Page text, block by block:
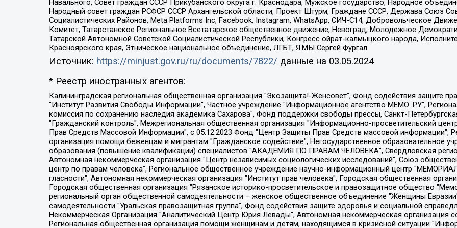
Навального, Совет граждан СССР Прикубанского округа г. Краснодара, Мужское государство, Народное
Народный совет граждан РСФСР СССР Архангельской области, Проект Штурм, Граждане СССР, Держава Союз
Социалистических Районов, Meta Platforms Inc, Facebook, Instagram, WhatsApp, СИЧ-С14, Добровольческое
Комитет, Татарстанское Региональное Всетатарское общественное движение, Невоград, Молодежное
Татарской Автономной Советской Социалистической Республики, Конгресс ойрат-калмыцкого народа,
Красноярского края, Этническое национальное объединение, ЛГБТ, Я.МЫ Сергей Фургал
Источник: https://minjust.gov.ru/ru/documents/7822/ данные на 03.05.2024
* Реестр иностранных агентов:
Калининградская региональная общественная организация "Экозащита!-Женсовет", Фонд содействия защите прав и свобод граждан "Общественный вердикт", Фонд "Институт Развития Свободы Информации", Частное учреждение "Информационное агентство МЕМО. РУ", Региональная общественная организация "Общественная комиссия по сохранению наследия академика Сахарова", Фонд поддержки свободы прессы, Санкт-Петербургская общественная правозащитная организация "Гражданский контроль", Межрегиональная общественная организация "Информационно-просветительский центр "Мемориал", Региональный Фонд "Центр Защиты Прав Средств Массовой Информации", с 05.12.2023 Фонд "Центр Защиты Прав Средств массовой информации", Региональная общественная благотворительная организация помощи беженцам и мигрантам "Гражданское содействие", Негосударственное образовательное учреждение дополнительного профессионального образования (повышение квалификации) специалистов "АКАДЕМИЯ ПО ПРАВАМ ЧЕЛОВЕКА", Свердловская региональная общественная организация "Сутяжник", Автономная некоммерческая организация "Центр независимых социологических исследований", Союз общественных объединений "Российский исследовательский центр по правам человека", Региональное общественное учреждение научно-информационный центр "МЕМОРИАЛ", Некоммерческая организация "Фонд защиты гласности", Автономная некоммерческая организация "Институт прав человека", Городская общественная организация "Екатеринбургское общество "МЕМОРИАЛ", Городская общественная организация "Рязанское историко-просветительское и правозащитное общество "Мемориал" (Рязанский Мемориал), Челябинский региональный орган общественной самодеятельности – женское общественное объединение "Женщины Евразии", Челябинский региональный орган общественной самодеятельности "Уральская правозащитная группа", Фонд содействия защите здоровья и социальной справедливости имени Андрея Рылькова, Автономная Некоммерческая Организация "Аналитический Центр Юрия Левады", Автономная некоммерческая организация социальной поддержки населения "Проект Апрель", Региональная общественная организация помощи женщинам и детям, находящимся в кризисной ситуации "Информационно-методический центр "Анна", Фонд содействия развитию массовых коммуникаций и правовому просвещению "Так-так-Так", Фонд содействия устойчивому развитию "Серебряная тайга", Свердловский региональный общественный фонд социальных проектов "Новое время", "Idel.Реалии", Кавказ.Реалии, Крым.Реалии, Телеканал Настоящее Время, Татаро-башкирская служба Радио Свобода (Azatliq Radiosi), Радио Свободная Европа/Радио Свобода (PCE/PC), "Сибирь.Реалии", "Фактограф", Благотворительный фонд помощи осужденным и их семьям, Автономная некоммерческая организация "Институт глобализации и социальных движений", Фонд "В защиту прав заключенных", Частное учреждение "Центр поддержки и содействия развитию средств массовой информации", Пензенский региональный общественный благотворительный фонд "Гражданский союз", "Север.Реалии", Некоммерческая организация Фонд "Правовая инициатива", Общество с ограниченной ответственностью "Радио Свободная Европа/Радио Свобода", Чешское информационное агентство "MEDIUM-ORIENT", Красноярская региональная общественная организация "Мы против СПИДа", Камалягин Денис Николаевич, Маркелов Сергей Евгеньевич, Пономарев Лев Александрович, Савицкая Людмила Алексеевна, Автономная некоммерческая организация "Центр по работе с проблемой насилия "НАСИЛИЮ.НЕТ", Межрегиональный профессиональный союз работников здравоохранения "Альянс врачей", Юридическое лицо, зарегистрированное в Латвийской Республике, SIA "Medusa Project" (регистрационный номер 40103797863, дата регистрации 10.06.2014), Некоммерческая организация "Фонд по борьбе с коррупцией", Автономная некоммерческая организация "Институт права и публичной политики", Баданин Роман Сергеевич, Гликин Максим Александрович, Железнова Мария Михайловна, Лукьянова Юлия Сергеевна, Маетная Елизавета Витальевна, Маняхин Петр Борисович, Чуракова Ольга Владимировна, Ярош Юлия Петровна, Юридическое лицо "The Insider SIA", зарегистрированное в Риге, Латвийская Республика (дата регистрации 26.06.2015), являющееся администратором доменного имени интернет-издания "The Insider SIA", https://theins.ru, Постернак Алексей Евгеньевич, Рубин Михаил Аркадьевич, Анин Роман Александрович, Юридическое лицо Istories fonds, зарегистрированное в Латвийской Республике (регистрационный номер 50008295751, дата регистрации 24.02.2020), Великовский Дмитрий Александрович, Долинина Ирина Николаевна, Мароховская Алеся Алексеевна, Шлейнов Роман Юрьевич, Шмагун Олеся Валентиновна, Общество с ограниченной ответственностью "Альтаир 2021", Общество с ограниченной ответственностью "Вега 2021", Общество с ограниченной ответственностью "Главный редактор 2021", Общество с ограниченной ответственностью "Ромашки монолит", Важенков Артем Валерьевич, Ивановская областная общественная организация "Центр гендерных исследований", Гурман Юрий Альбертович, Медиапроект "ОВД-Инфо", Егоров Владимир Владимирович, Жилинский Владимир Александрович, Общество с ограниченной ответственностью "ЗП", Иванова София Юрьевна, Карезина Инна Павловна, Кильтау Екатерина Викторовна, Петров Алексей Викторович, Пискунов Сергей Евгеньевич, Смирнов Сергей Сергеевич, Тихонов Михаил Сергеевич, Общество с ограниченной ответственностью "ЖУРНАЛИСТ-ИНОСТРАННЫЙ АГЕНТ", Арапова Галина Юрьевна, Вольтская Татьяна Анатольевна, Американская компания "Mason G.E.S. Anonymous Foundation" (США), являющаяся владельцем интернет-издания https://mnews.world/, Компания "Stichting Bellingcat", зарегистрированная в Нидерландах (дата регистрации 11.07.2018), Захаров Андрей Вячеславович, Клепиковская Екатерина Дмитриевна, Общество с ограниченной ответственностью "МЕМО", Перл Роман Александрович, Симонов Евгений Алексеевич, Соловьева Елена Анатольевна, Сотников Даниил Владимирович, Сурначева Елизавета Дмитриевна, Автономная некоммерческая организация по защите прав человека и информированию населения "Якутия – Наше Мнение", Общество с ограниченной ответственностью "Москоу диджитал медиа", с 26.01.2023 Общество с ограниченной ответственностью "Чайка Белые сады", Ветошкина Валерия Валерьевна, Заговора Максим Александрович, Межрегиональное общественное движение "Российская ЛГБТ - сеть", Оленичев Максим Владимирович, Павлов Иван Юрьевич, Скворцова Елена Сергеевна, Общество с ограниченной ответственностью "Как бы инагент", Кочетков Игорь Викторович, Общество с ограниченной ответственностью "Честные выборы", Еланчик Олег Александрович, Общество с ограниченной ответственностью "Нобелевский призыв", Гималова Регина Эмилевна, Григорьев Андрей Валерьевич, Григорьева Алина Александровна, Ассоциация по содействию защите прав призывников, альтернативнослужащих и военнослужащих "Правозащитная группа